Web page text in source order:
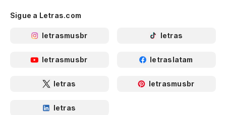
Sigue a Letras.com
letrasmusbr letras
letrasmusbr letraslatam
letras letrasmusbr
letras